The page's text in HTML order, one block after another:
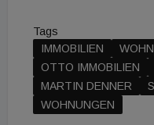
Tags
IMMOBILIEN
OTTO IMMOBILIEN
MARTIN DENNER
WOHNUNGEN